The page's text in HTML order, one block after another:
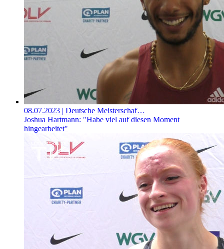
08.07.2023 | Deutsche Meisterschaf…
Joshua Hartmann: "Habe viel auf diesen Moment
hingearbeitet"